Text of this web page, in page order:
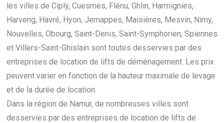
les villes de Ciply, Cuesmes, Flénu, Ghlin, Harmignies,
Harveng, Havré, Hyon, Jemappes, Maisières, Mesvin, Nimy,
Nouvelles, Obourg, Saint-Denis, Saint-Symphorien, Spiennes
et Villers-Saint-Ghislain sont toutes desservies par des
entreprises de location de lifts de déménagement. Les prix
peuvent varier en fonction de la hauteur maximale de levage
et de la durée de location.
Dans la région de Namur, de nombreuses villes sont
desservies par des entreprises de location de lifts de